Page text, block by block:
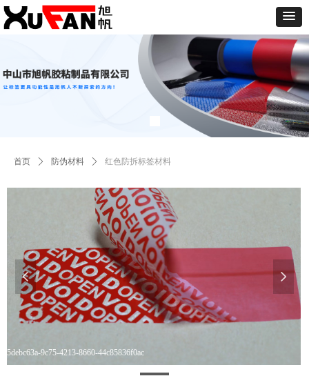
首页 ꄲ 防伪材料 ꄲ 红色防拆标签材料
5debc63a-9c75-4213-8660-44c85836f0ac
넳 넲